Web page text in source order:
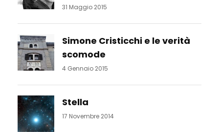
31 Maggio 2015
Simone Cristicchi e le verità
scomode
4 Gennaio 2015
Stella
17 Novembre 2014